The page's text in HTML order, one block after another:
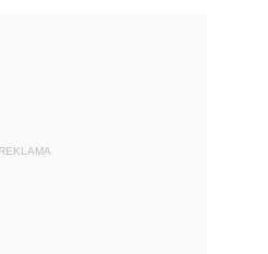
REKLAMA